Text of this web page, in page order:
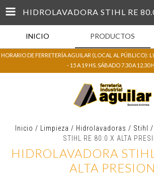
INICIO PRODUCTOS
HORARIO DE FERRETERÍA AGUILAR (LOCAL AL PÚBLICO):
- 15 A 19 HS. SÁBADO 7.30 A 12.30
Inicio / Limpieza / Hidrolavadoras / Stihl /
STIHL RE 80.0 X ALTA
HIDROLAVADORA
ALTA PRESION